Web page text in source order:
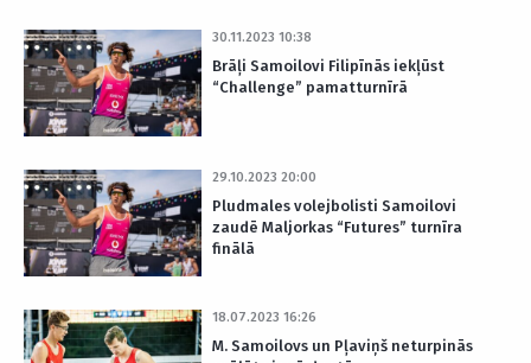
30.11.2023 10:38
Brāļi Samoilovi Filipīnās iekļūst
“Challenge” pamatturnīrā
29.10.2023 20:00
Pludmales volejbolisti Samoilovi
zaudē Maljorkas “Futures” turnīra
finālā
18.07.2023 16:26
M. Samoilovs un Pļaviņš neturpinās